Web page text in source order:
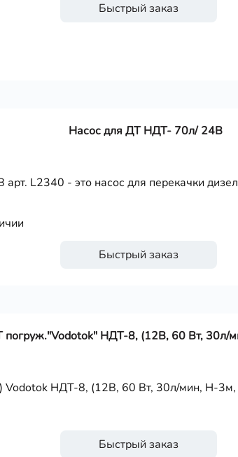
Быстрый заказ
Насос для ДТ НДТ- 70л/ 24В
L2340 - это насос для перекачки
Быстрый заказ
погруж."Vodotok" НДТ-8, (12В, 60 Вт, 30л/
Vodotok НДТ-8, (12В, 60 Вт, 30л/мин, Н-
Быстрый заказ